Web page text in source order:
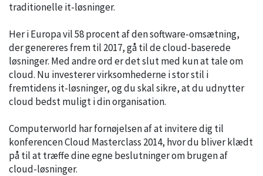
traditionelle it-løsninger.
Her i Europa vil 58 procent af den software-omsætning,
der genereres frem til 2017, gå til de cloud-baserede
løsninger. Med andre ord er det slut med kun at tale om
cloud. Nu investerer virksomhederne i stor stil i
fremtidens it-løsninger, og du skal sikre, at du udnytter
cloud bedst muligt i din organisation.
Computerworld har fornøjelsen af at invitere dig til
konferencen Cloud Masterclass 2014, hvor du bliver klædt
på til at træffe dine egne beslutninger om brugen af
cloud-løsninger.